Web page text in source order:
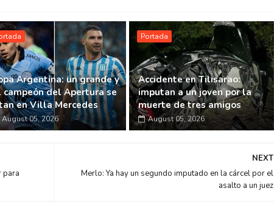
Argentina: un grande y
campeón del Apertura se
en Villa Mercedes
August 05, 2026
Portada
Accidente en Tilisarao:
imputan a un joven por la
muerte de tres amigos
August 05, 2026
NEXT
Merlo: Ya hay un segundo imputado en la cárcel por el
asalto a un juez
para